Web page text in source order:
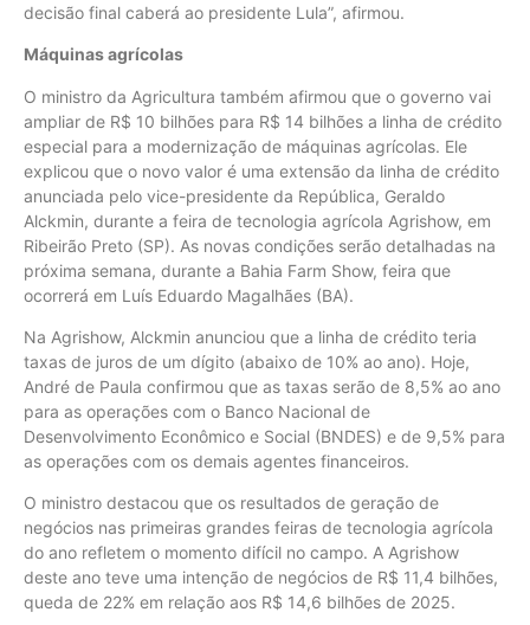
decisão final caberá ao presidente Lula”, afirmou.
Máquinas agrícolas
O ministro da Agricultura também afirmou que o governo vai
ampliar de R$ 10 bilhões para R$ 14 bilhões a linha de crédito
especial para a modernização de máquinas agrícolas. Ele
explicou que o novo valor é uma extensão da linha de crédito
anunciada pelo vice-presidente da República, Geraldo
Alckmin, durante a feira de tecnologia agrícola Agrishow, em
Ribeirão Preto (SP). As novas condições serão detalhadas na
próxima semana, durante a Bahia Farm Show, feira que
ocorrerá em Luís Eduardo Magalhães (BA).
Na Agrishow, Alckmin anunciou que a linha de crédito teria
taxas de juros de um dígito (abaixo de 10% ao ano). Hoje,
André de Paula confirmou que as taxas serão de 8,5% ao ano
para as operações com o Banco Nacional de
Desenvolvimento Econômico e Social (BNDES) e de 9,5% para
as operações com os demais agentes financeiros.
O ministro destacou que os resultados de geração de
negócios nas primeiras grandes feiras de tecnologia agrícola
do ano refletem o momento difícil no campo. A Agrishow
deste ano teve uma intenção de negócios de R$ 11,4 bilhões,
queda de 22% em relação aos R$ 14,6 bilhões de 2025.